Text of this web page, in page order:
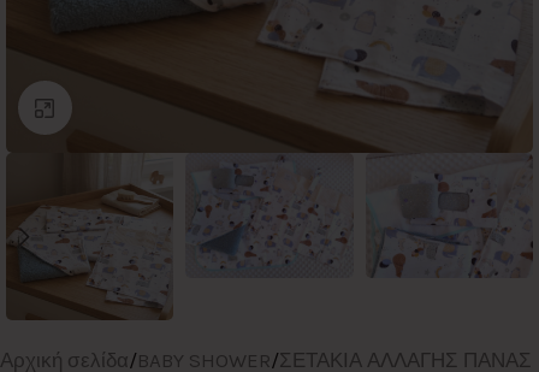
Click to enlarge
Αρχική σελίδα/BABY SHOWER/ΣΕΤΑΚΙΑ ΑΛΛΑΓΗΣ ΠΑΝΑΣ